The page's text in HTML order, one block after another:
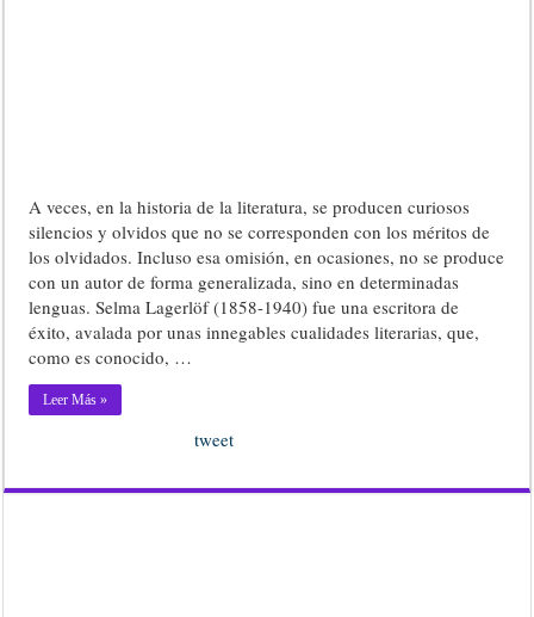
A veces, en la historia de la literatura, se producen curiosos
silencios y olvidos que no se corresponden con los méritos de
los olvidados. Incluso esa omisión, en ocasiones, no se produce
con un autor de forma generalizada, sino en determinadas
lenguas. Selma Lagerlöf (1858-1940) fue una escritora de
éxito, avalada por unas innegables cualidades literarias, que,
como es conocido, …
Leer Más »
tweet